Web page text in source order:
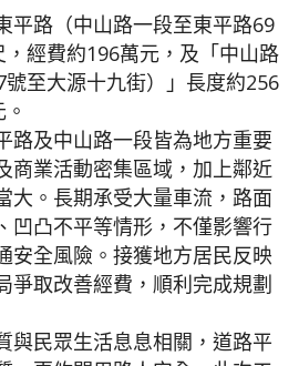
平路（中山路一段至東平路69
經費約196萬元，及「中山路
至大源十九街）」長度約256
路及中山路一段皆為地方重要
商業活動密集區域，加上鄰近
大。長期承受大量車流，路面
凹凸不平等情形，不僅影響行
安全風險。接獲地方居民反映
爭取改善經費，順利完成規劃
與民眾生活息息相關，道路平